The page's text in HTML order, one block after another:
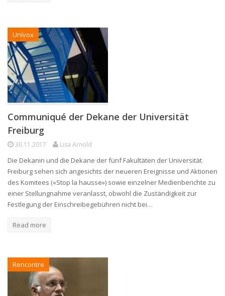
Univox
Communiqué der Dekane der Universität
Freiburg
30.11.2017 Lisa Arnold
Die Dekanin und die Dekane der fünf Fakultäten der Universität
Freiburg sehen sich angesichts der neueren Ereignisse und Aktionen
des Komitees («Stop la hausse») sowie einzelner Medienberichte zu
einer Stellungnahme veranlasst, obwohl die Zuständigkeit zur
Festlegung der Einschreibegebühren nicht bei…
Read more
Rencontre